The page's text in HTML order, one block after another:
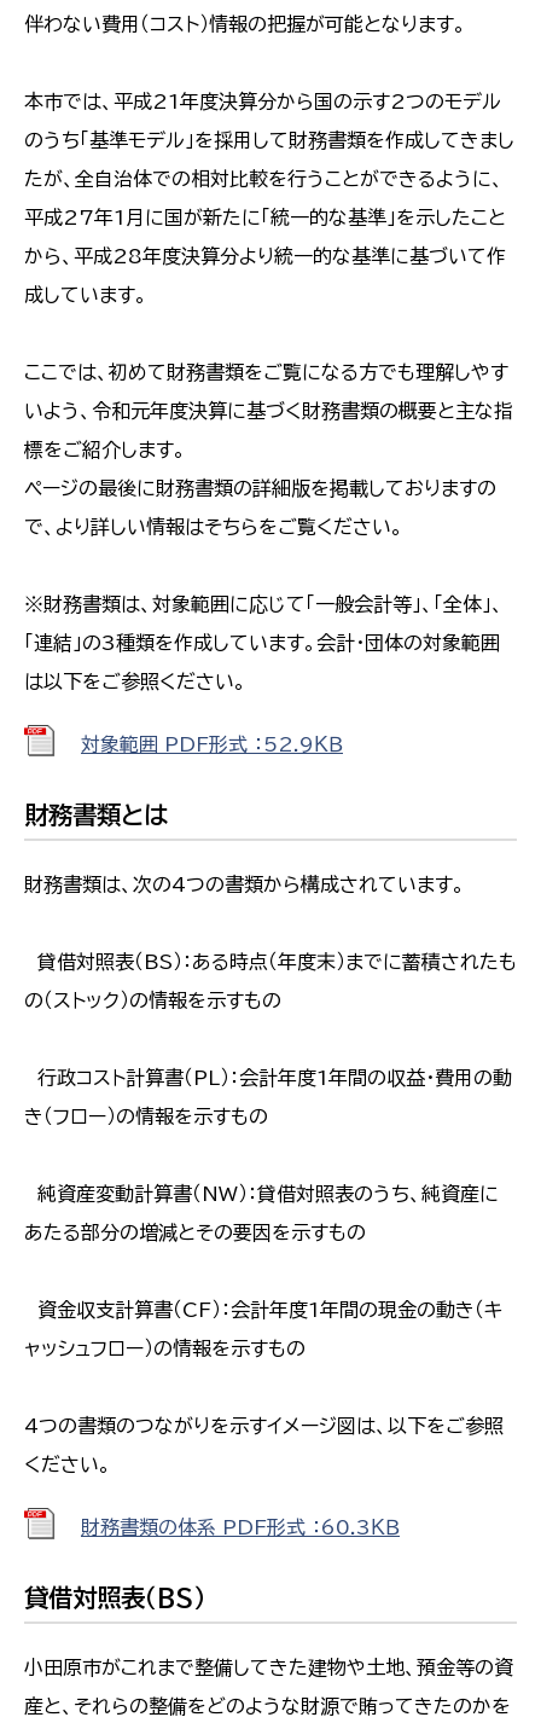
伴わない費用（コスト）情報の把握が可能となります。
本市では、平成21年度決算分から国の示す2つのモデル
のうち「基準モデル」を採用して財務書類を作成してきまし
たが、全自治体での相対比較を行うことができるように、
平成27年1月に国が新たに「統一的な基準」を示したこと
から、平成28年度決算分より統一的な基準に基づいて作
成しています。
ここでは、初めて財務書類をご覧になる方でも理解しやす
いよう、令和元年度決算に基づく財務書類の概要と主な指
標をご紹介します。
ページの最後に財務書類の詳細版を掲載しておりますの
で、より詳しい情報はそちらをご覧ください。
※財務書類は、対象範囲に応じて「一般会計等」、「全体」、
「連結」の3種類を作成しています。会計・団体の対象範囲
は以下をご参照ください。
対象範囲 PDF形式 ：52.9ＫＢ
財務書類とは
財務書類は、次の4つの書類から構成されています。
貸借対照表（BS）：ある時点（年度末）までに蓄積されたも
の（ストック）の情報を示すもの
行政コスト計算書（PL）：会計年度1年間の収益・費用の動
き（フロー）の情報を示すもの
純資産変動計算書（NW）：貸借対照表のうち、純資産に
あたる部分の増減とその要因を示すもの
資金収支計算書（CF）：会計年度1年間の現金の動き（キ
ャッシュフロー）の情報を示すもの
4つの書類のつながりを示すイメージ図は、以下をご参照
ください。
財務書類の体系 PDF形式 ：60.3ＫＢ
貸借対照表（BS）
小田原市がこれまで整備してきた建物や土地、預金等の資
産と、それらの整備をどのような財源で賄ってきたのかを